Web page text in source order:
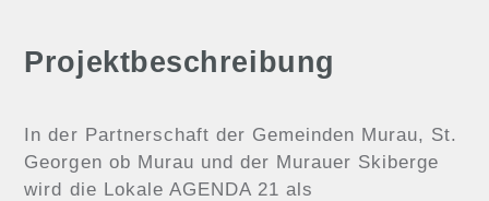
Projektbeschreibung
In der Partnerschaft der Gemeinden Murau, St.
Georgen ob Murau und der Murauer Skiberge
wird die Lokale AGENDA 21 als